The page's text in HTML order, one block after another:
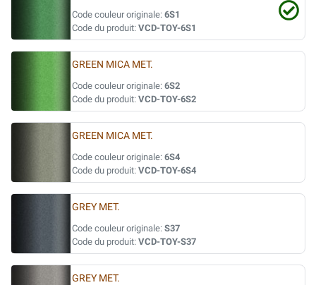
Code couleur originale: 6S1
Code du produit: VCD-TOY-6S1
GREEN MICA MET.
Code couleur originale: 6S2
Code du produit: VCD-TOY-6S2
GREEN MICA MET.
Code couleur originale: 6S4
Code du produit: VCD-TOY-6S4
GREY MET.
Code couleur originale: S37
Code du produit: VCD-TOY-S37
GREY MET.